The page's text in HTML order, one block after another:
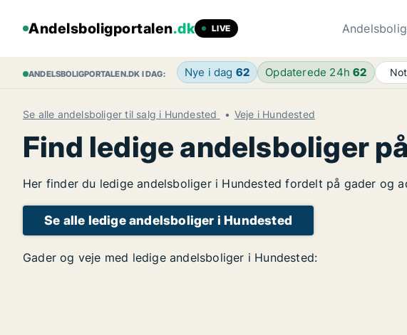
Andelsboligportalen.dk LIVE
ANDELSBOLIGPORTALEN.DK I DAG: Nye i dag 62 Opdaterede 24h62
Se alle andelsboliger til salg i Hundested Veje i Hundested
Find ledige andelsboliger
Her finder du ledige andelsboliger i Hundested fordelt på gader og
Se alle ledige andelsboliger i Hundested
Gader og veje med ledige andelsboliger i Hundested: